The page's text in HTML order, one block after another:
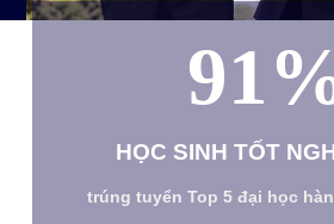
HỌC SINH TỐT
trúng tuyển Top 5 đại học